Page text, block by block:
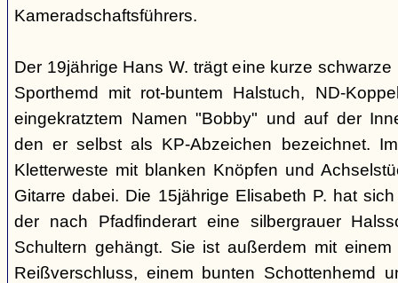
Kameradschaftsführers.
Der 19jährige Hans W. trägt eine kurze
Sporthemd mit rot-buntem Halstuch, ND-
eingekratztem Namen "Bobby" und auf der
den er selbst als KP-Abzeichen bezeichnet.
Kletterweste mit blanken Knöpfen und
Gitarre dabei. Die 15jährige Elisabeth P. hat
der nach Pfadfinderart eine silbergrauer
Schultern gehängt. Sie ist außerdem mit
Reißverschluss, einem bunten Schottenhemd